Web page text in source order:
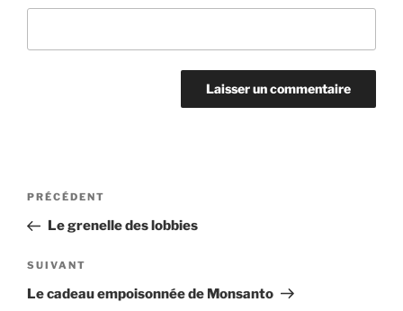
Navigation
l’article
Article
précédent
PRÉCÉDENT
Le grenelle des lobbies
Article
suivant
SUIVANT
Le cadeau empoisonnée de Monsanto